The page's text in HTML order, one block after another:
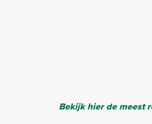
Bekijk hier de meest